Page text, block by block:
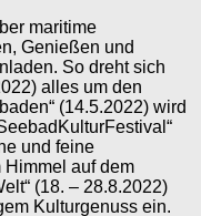
maritime
Genießen und
So dreht sich
alles um den
(14.5.2022) wird
und feine
Himmel auf dem
(18. – 28.8.2022)
Kulturgenuss ein.